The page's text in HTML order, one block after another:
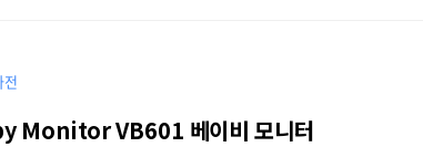
Monitor VB601 베이비 모니터